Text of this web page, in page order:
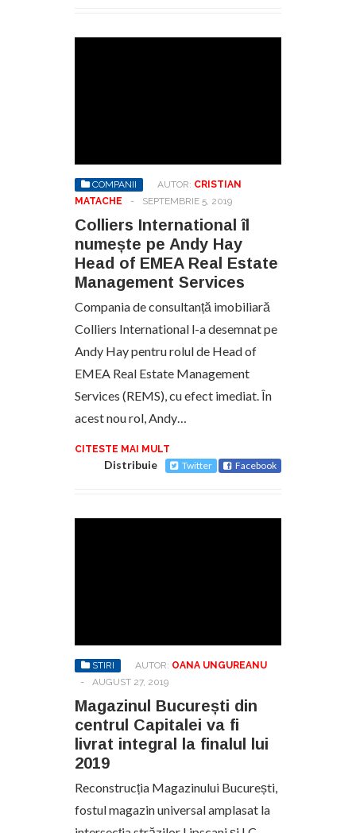
COMPANII AUTOR: CRISTIAN
MATACHE
- SEPTEMBRIE 5, 2019
Colliers International îl
numește pe Andy Hay
Head of EMEA Real Estate
Management Services
Compania de consultanță imobiliară
Colliers International l-a desemnat pe
Andy Hay pentru rolul de Head of
EMEA Real Estate Management
Services (REMS), cu efect imediat. În
acest nou rol, Andy…
CITESTE MAI MULT
Distribuie Twitter Facebook
STIRI AUTOR: OANA UNGUREANU
-
AUGUST 27, 2019
Magazinul București din
centrul Capitalei va fi
livrat integral la finalul lui
2019
Reconstrucția Magazinului București,
fostul magazin universal amplasat la